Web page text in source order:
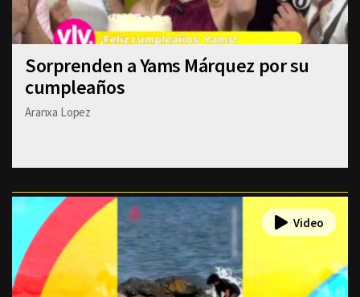
Sorprenden a Yams Márquez por su
cumpleaños
Aranxa Lopez